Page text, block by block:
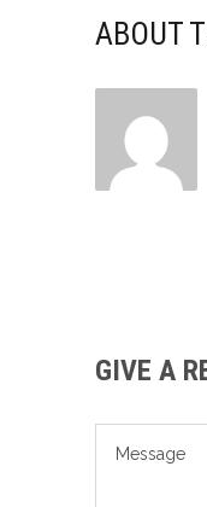
ABOUT
GIVE A